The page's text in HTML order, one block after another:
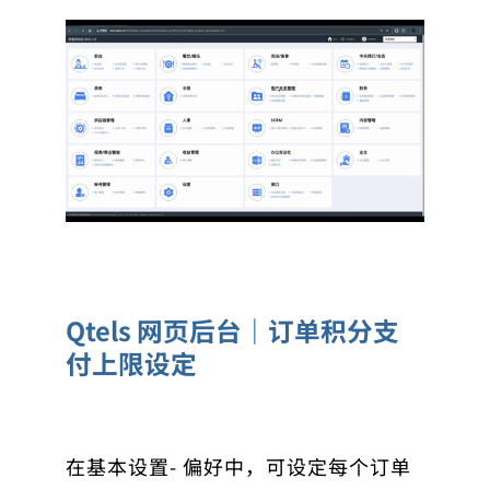
Qtels 网页后台｜订单积分支
付上限设定
在基本设置- 偏好中，可设定每个订单